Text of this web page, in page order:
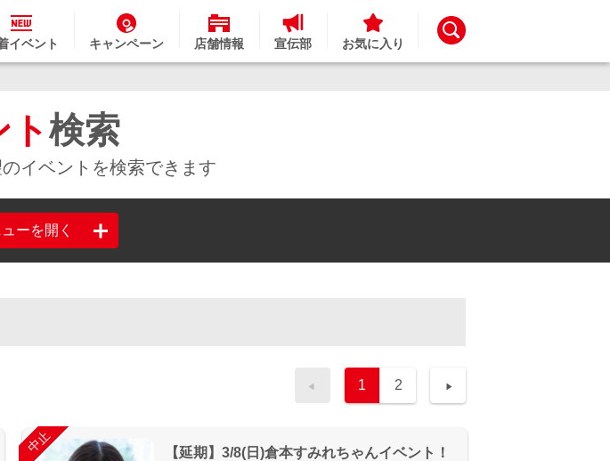
イベント キャンペーン 店舗情報 宣伝部 お気に入り
検索
イベントを検索できます
ーを開く
1 2
【延期】3/8(日)倉本すみれちゃんイベント！
終了
中止